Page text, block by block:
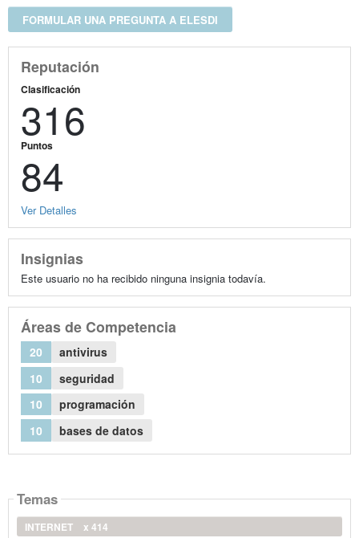
FORMULAR UNA PREGUNTA A ELESDI
Reputación
Clasificación
316
Puntos
84
Ver Detalles
Insignias
Este usuario no ha recibido ninguna insignia todavía.
Áreas de Competencia
20
antivirus
10
seguridad
10
programación
10
bases de datos
Temas
INTERNET
x 414